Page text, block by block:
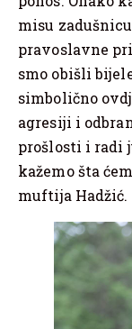
misu
pravoslavne
smo obišli
simbolično
agresiji i
prošlosti i radi
kažemo šta
muftija Hadžić.